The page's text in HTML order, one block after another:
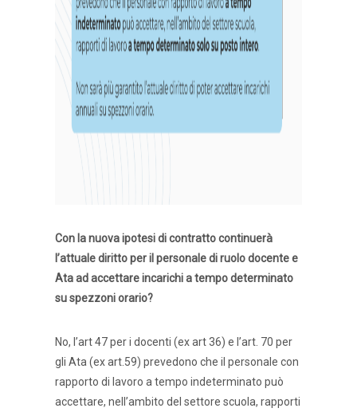
Con la nuova ipotesi di contratto continuerà
l’attuale diritto per il personale di ruolo docente e
Ata ad accettare incarichi a tempo determinato
su spezzoni orario?
No, l’art 47 per i docenti (ex art 36) e l’art. 70 per
gli Ata (ex art.59) prevedono che il personale con
rapporto di lavoro a tempo indeterminato può
accettare, nell’ambito del settore scuola, rapporti